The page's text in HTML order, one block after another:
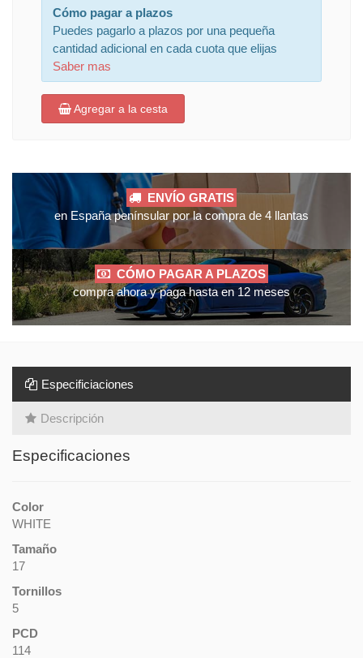
Cómo pagar a plazos
Puedes pagarlo a plazos por una pequeña
cantidad adicional en cada cuota que elijas
Saber mas
Agregar a la cesta
ENVÍO GRATIS
en España penínsular por la compra de 4 llantas
CÓMO PAGAR A PLAZOS
compra ahora y paga hasta en 12 meses
Especificiaciones
Descripción
Especificaciones
Color
WHITE
Tamaño
17
Tornillos
5
PCD
114